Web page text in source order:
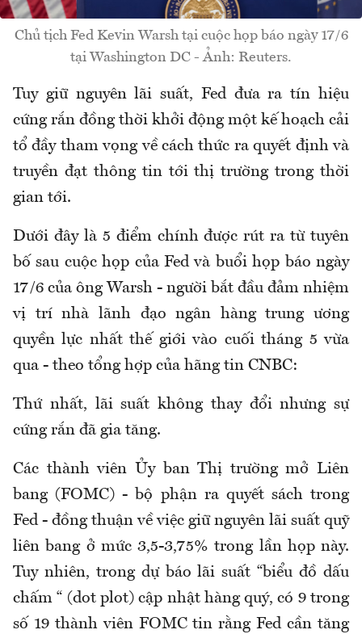
Chủ tịch Fed Kevin Warsh tại cuộc họp báo ngày 17/6
tại Washington DC - Ảnh: Reuters.
Tuy giữ nguyên lãi suất, Fed đưa ra tín hiệu
cứng rắn đồng thời khởi động một kế hoạch cải
tổ đầy tham vọng về cách thức ra quyết định và
truyền đạt thông tin tới thị trường trong thời
gian tới.
Dưới đây là 5 điểm chính được rút ra từ tuyên
bố sau cuộc họp của Fed và buổi họp báo ngày
17/6 của ông Warsh - người bắt đầu đảm nhiệm
vị trí nhà lãnh đạo ngân hàng trung ương
quyền lực nhất thế giới vào cuối tháng 5 vừa
qua - theo tổng hợp của hãng tin CNBC:
Thứ nhất, lãi suất không thay đổi nhưng sự
cứng rắn đã gia tăng.
Các thành viên Ủy ban Thị trường mở Liên
bang (FOMC) - bộ phận ra quyết sách trong
Fed - đồng thuận về việc giữ nguyên lãi suất quỹ
liên bang ở mức 3,5-3,75% trong lần họp này.
Tuy nhiên, trong dự báo lãi suất “biểu đồ dấu
chấm “ (dot plot) cập nhật hàng quý, có 9 trong
số 19 thành viên FOMC tin rằng Fed cần tăng